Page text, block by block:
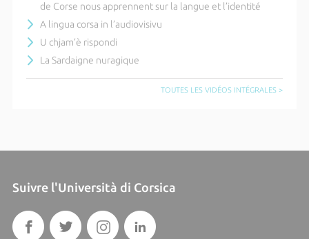
de Corse nous apprennent sur la langue et l’identité
A lingua corsa in l’audiovisivu
U chjam’è rispondi
La Sardaigne nuragique
TOUTES LES VIDÉOS INTÉGRALES >
Suivre l'Università di Corsica